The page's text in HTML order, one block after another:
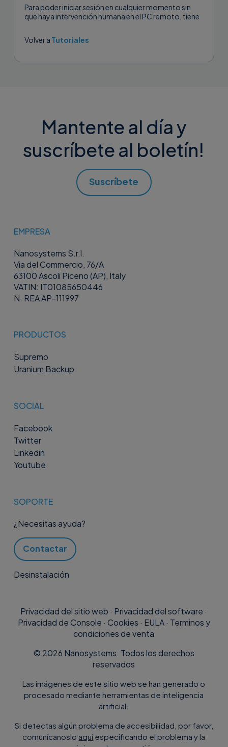
Para poder iniciar sesión en cualquier momento sin
que haya intervención humana en el PC remoto, tiene
Volver a Tutoriales
Mantente al día y
suscríbete al boletín!
Suscríbete
EMPRESA
Nanosystems S.r.l.
Via del Commercio, 76/A
63100 Ascoli Piceno (AP), Italy
VATIN: IT01085650446
N. REA AP-111997
PRODUCTOS
Supremo
Uranium Backup
SOCIAL
Facebook
Twitter
Linkedin
Youtube
SOPORTE
¿Necesitas ayuda?
Contactar
Desinstalación
Privacidad del sitio web · Privacidad del software ·
Privacidad de Console · Cookies · EULA· Terminos y
condiciones de venta
© 2026 Nanosystems. Todos los derechos
reservados
Las imágenes de este sitio web se han generado o
procesado mediante herramientas de inteligencia
artificial.
Si detectas algún problema de accesibilidad, por favor,
comunícanoslo aquíespecificando el problema y la